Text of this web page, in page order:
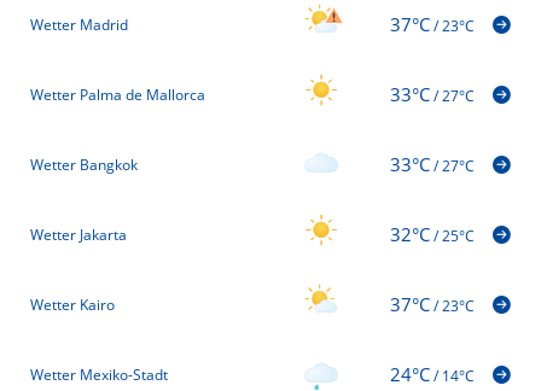
Wetter Madrid 37°C/23°C
Wetter Palma de Mallorca 33°C/27°C
Wetter Bangkok 33°C/27°C
Wetter Jakarta 32°C/25°C
Wetter Kairo 37°C/23°C
Wetter Mexiko-Stadt 24°C/14°C